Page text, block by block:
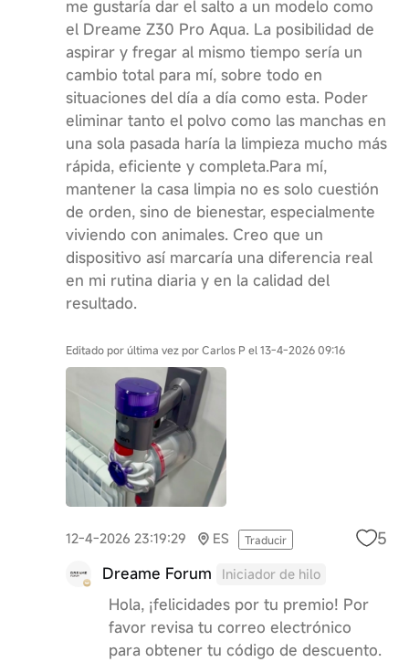
me gustaría dar el salto a un modelo como
el Dreame Z30 Pro Aqua. La posibilidad de
aspirar y fregar al mismo tiempo sería un
cambio total para mí, sobre todo en
situaciones del día a día como esta. Poder
eliminar tanto el polvo como las manchas en
una sola pasada haría la limpieza mucho más
rápida, eficiente y completa.Para mí,
mantener la casa limpia no es solo cuestión
de orden, sino de bienestar, especialmente
viviendo con animales. Creo que un
dispositivo así marcaría una diferencia real
en mi rutina diaria y en la calidad del
resultado.
Editado por última vez por Carlos P el 13-4-2026 09:16
12-4-2026 23:19:29 ES Traducir 5
Dreame Forum Iniciador de hilo
Hola, ¡felicidades por tu premio! Por
favor revisa tu correo electrónico
para obtener tu código de descuento.